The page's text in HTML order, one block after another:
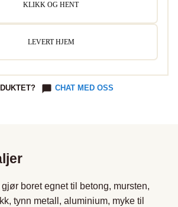
KLIKK OG HENT
LEVERT HJEM
CHAT MED OSS
boret egnet til betong, mursten,
tynn metall, aluminium, myke til